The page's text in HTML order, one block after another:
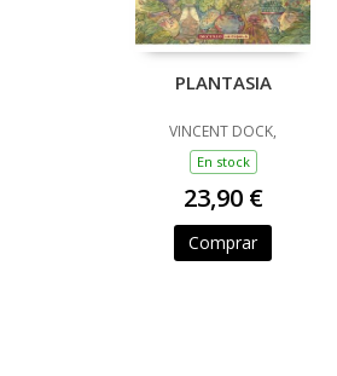
PLANTASIA
VINCENT DOCK,
En stock
23,90 €
Comprar